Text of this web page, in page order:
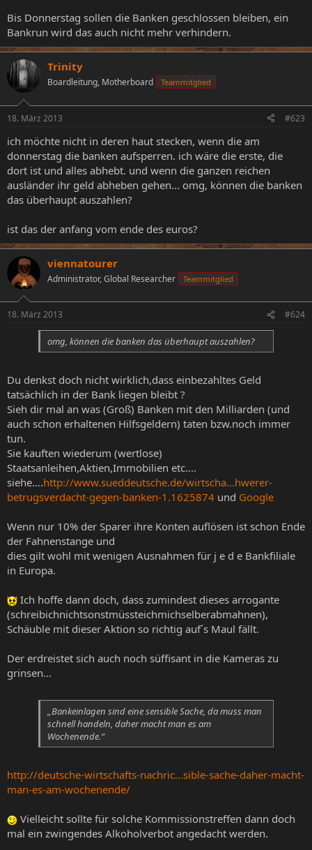
Bis Donnerstag sollen die Banken geschlossen bleiben, ein
Bankrun wird das auch nicht mehr verhindern.
Trinity
Boardleitung, Motherboard Teammitglied
18. März 2013 #623
ich möchte nicht in deren haut stecken, wenn die am
donnerstag die banken aufsperren. ich wäre die erste, die
dort ist und alles abhebt. und wenn die ganzen reichen
ausländer ihr geld abheben gehen... omg, können die banken
das überhaupt auszahlen?
ist das der anfang vom ende des euros?
viennatourer
Administrator, Global Researcher Teammitglied
18. März 2013 #624
omg, können die banken das überhaupt auszahlen?
Du denkst doch nicht wirklich,dass einbezahltes Geld
tatsächlich in der Bank liegen bleibt ?
Sieh dir mal an was (Groß) Banken mit den Milliarden (und
auch schon erhaltenen Hilfsgeldern) taten bzw.noch immer
tun.
Sie kauften wiederum (wertlose)
Staatsanleihen,Aktien,Immobilien etc....
siehe....http://www.sueddeutsche.de/wirtscha...hwerer-
betrugsverdacht-gegen-banken-1.1625874 und Google
Wenn nur 10% der Sparer ihre Konten auflösen ist schon Ende
der Fahnenstange und
dies gilt wohl mit wenigen Ausnahmen für j e d e Bankfiliale
in Europa.
Ich hoffe dann doch, dass zumindest dieses arrogante
(schreibichnichtsonstmüssteichmichselberabmahnen),
Schäuble mit dieser Aktion so richtig auf´s Maul fällt.
Der erdreistet sich auch noch süffisant in die Kameras zu
grinsen...
„Bankeinlagen sind eine sensible Sache, da muss man
schnell handeln, daher macht man es am
Wochenende.“
http://deutsche-wirtschafts-nachric...sible-sache-daher-macht-
man-es-am-wochenende/
Vielleicht sollte für solche Kommissionstreffen dann doch
mal ein zwingendes Alkoholverbot angedacht werden.